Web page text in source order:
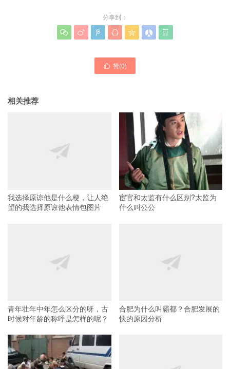
分享到：
      
 赞(0)
相关推荐
我选择原谅他是什么梗，让人绝
望的我选择原谅他表情包图片
宦官和太监有什么区别?太监为
什么叫公公
青年壮年中年怎么区分的呀，古
时候对年龄的称呼是怎样的呢？
合肥为什么叫霸都？合肥发展的
快的原因分析